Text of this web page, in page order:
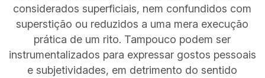
considerados superficiais, nem confundidos com
superstição ou reduzidos a uma mera execução
prática de um rito. Tampouco podem ser
instrumentalizados para expressar gostos pessoais
e subjetividades, em detrimento do sentido